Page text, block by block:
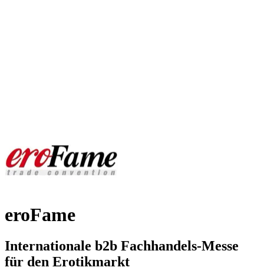
eroFame
Internationale b2b Fachhandels-Messe
für den Erotikmarkt